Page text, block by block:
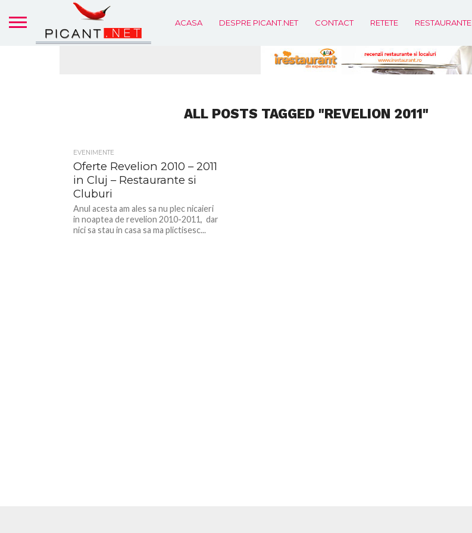
ACASA DESPRE PICANT.NET CONTACT RETETE RESTAURANTE
ALL POSTS TAGGED "REVELION 2011"
EVENIMENTE
Oferte Revelion 2010 – 2011
in Cluj – Restaurante si
Cluburi
Anul acesta am ales sa nu plec nicaieri
in noaptea de revelion 2010-2011, dar
nici sa stau in casa sa ma plictisesc...